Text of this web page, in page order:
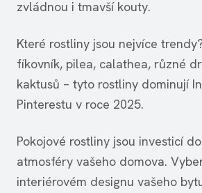
zvládnou i tmavší kouty.
Které rostliny jsou nejvíce
fíkovník, pilea, calathea, různé
kaktusů – tyto rostliny dominují
Pinterestu v roce 2025.
Pokojové rostliny jsou investicí
atmosféry vašeho domova.
interiérovém designu vašeho